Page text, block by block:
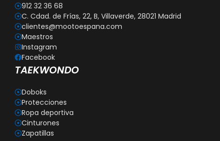
912 32 36 68
C. Cdad. de Frías, 22, B, Villaverde, 28021 Madrid
clientes@mootoespana.com
Maestros
Instagram
Facebook
TAEKWONDO
Doboks
Protecciones
Ropa deportiva
Cinturones
Zapatillas